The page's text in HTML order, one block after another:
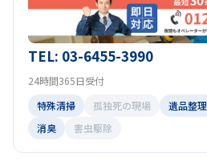
TEL: 03-6455-3990
24時間365日受付
特殊清掃
孤独死の現場 遺品整理
消臭
害虫駆除